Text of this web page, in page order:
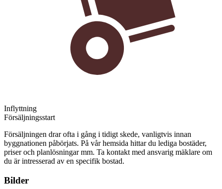
Inflyttning
Försäljningsstart
Försäljningen drar ofta i gång i tidigt skede, vanligtvis innan
byggnationen påbörjats. På vår hemsida hittar du lediga bostäder,
priser och planlösningar mm. Ta kontakt med ansvarig mäklare om
du är intresserad av en specifik bostad.
Bilder